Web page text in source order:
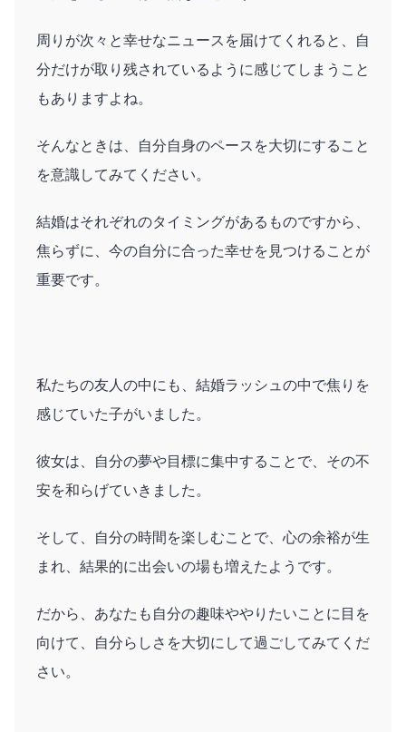
周りが次々と幸せなニュースを届けてくれると、自
分だけが取り残されているように感じてしまうこと
もありますよね。
そんなときは、自分自身のペースを大切にすること
を意識してみてください。
結婚はそれぞれのタイミングがあるものですから、
焦らずに、今の自分に合った幸せを見つけることが
重要です。
私たちの友人の中にも、結婚ラッシュの中で焦りを
感じていた子がいました。
彼女は、自分の夢や目標に集中することで、その不
安を和らげていきました。
そして、自分の時間を楽しむことで、心の余裕が生
まれ、結果的に出会いの場も増えたようです。
だから、あなたも自分の趣味ややりたいことに目を
向けて、自分らしさを大切にして過ごしてみてくだ
さい。